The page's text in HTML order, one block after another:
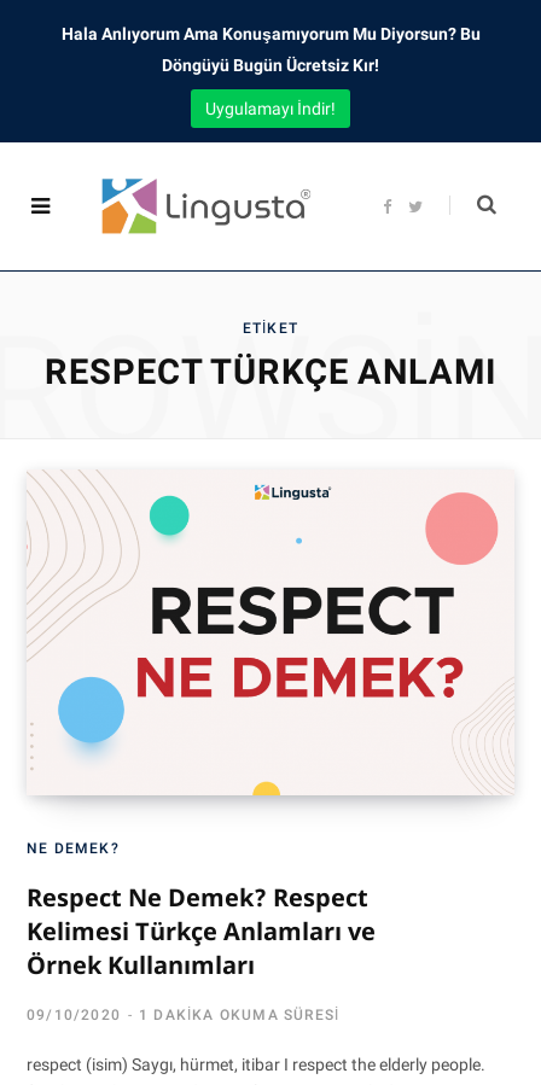
F
b
t
ETIKET
RESPECT TÜRKÇE ANLAMI
NE DEMEK?
Respect Ne Demek? Respect
Kelimesi Türkçe Anlamları ve
Örnek Kullanımları
09/10/2020 1 DAKIKA OKUMA SÜRESI
respect (isim) Saygı, hürmet, itibar I respect the elderly people.
Hala Anlıyorum Ama Konuşamıyorum Mu Diyorsun? Bu
Döngüyü Bugün Ücretsiz Kır!
Uygulamayı İndir!